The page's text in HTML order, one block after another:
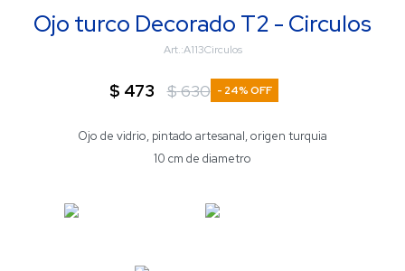
Ojo turco Decorado T2 - Circulos
A113Circulos
$ 473 $630 24
Ojo de vidrio, pintado artesanal, origen turquia
10 cm de diametro